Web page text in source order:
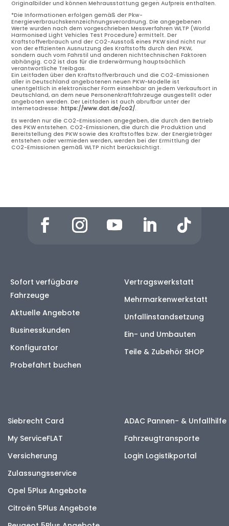
Originalbilder und können Mehrausstattung gegen Aufpreis enthalten.
*Die Informationen erfolgen gemäß der Pkw-
Energieverbrauchskennzeichnungsverordnung. Die angegebenen
Werte wurden nach dem vorgeschrieben Messverfahren WLTP (World
Harmonised Light Vehicles Test Procedure) ermittelt. Der
Kraftstoffverbrauch und der CO2-Ausstoß eines PKW sind nicht nur
von der effizienten Ausnutzung des Kraftstoffs durch den PKW,
sondern auch vom Fahrstil und anderen nichttechnischen Faktoren
abhängig. CO2 ist das für die Erderwärmung hauptsächlich
verantwortliche Treibgas.
Ein Leitfaden über den Kraftstoffverbrauch und die CO2-Emissionen
aller in Deutschland angebotenen neuen PKW-Modelle ist
unentgeltlich in elektronischer Form einsehbar an jedem Verkaufsort in
Deutschland, an dem neue Personenkraftfahrzeuge ausgestellt oder
angeboten werden. Der Leitfaden ist auch abrufbar unter der
Internetadresse:https://www.dat.de/co2/.
Es werden nur die CO2-Emissionen angegeben, die durch den Betrieb
des PKW entstehen. CO2-Emissionen, die durch die Produktion und
Bereitstellung des PKW sowie des Kraftstoffes bzw. der Energieträger
entstehen oder vermieden werden, werden bei der Ermittlung der
CO2-Emissionen gemäß WLTP nicht berücksichtigt.
Sofort verfügbare
Fahrzeuge
Aktuelle Angebote
Businesskunden
Konfigurator
Probefahrt buchen
Vertragswerkstatt
Mehrmarkenwerkstatt
Unfallinstandsetzung
Ein- und Umbauten
Teile & Zubehör SHOP
Siebrecht Card
My ServiceFLAT
Versicherung
Zulassungsservice
Opel 5Plus Angebote
Citroën 5Plus Angebote
ADAC Pannen- & Unfallhilfe
Fahrzeugtransporte
Login Logistikportal